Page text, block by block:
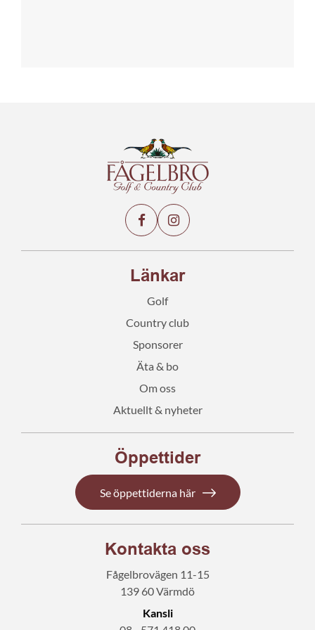
Länkar
Golf
Country club
Sponsorer
Äta & bo
Om oss
Aktuellt & nyheter
Öppettider
Se öppettiderna här
Kontakta oss
Fågelbrovägen 11-15
139 60 Värmdö
Kansli